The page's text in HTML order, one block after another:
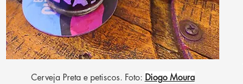
Cerveja Preta e petiscos. Foto: Diogo Moura